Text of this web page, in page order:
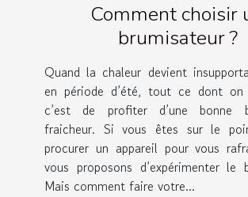
Comment choisir
brumisateur ?
Quand la chaleur devient
en période d’été, tout ce dont on
c’est de profiter d’une bonne
fraicheur. Si vous êtes sur le
procurer un appareil pour vous
vous proposons d’expérimenter le
Mais comment faire votre...